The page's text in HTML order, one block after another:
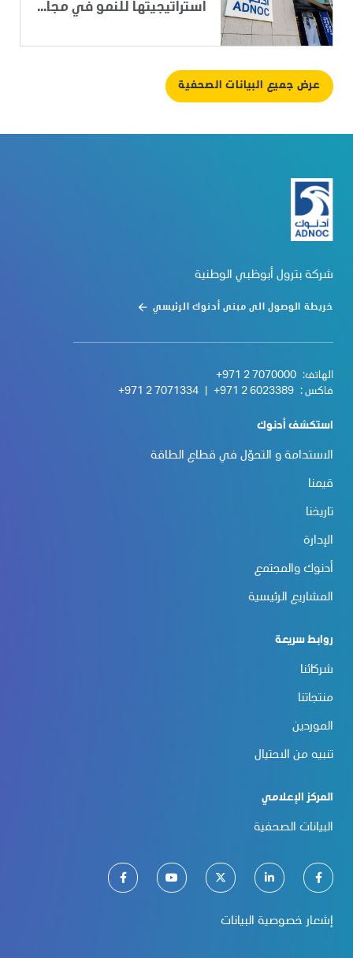
استراتيجيتها للنمو في مجا...
عرض جميع البيانات الصحفية
شركة بترول أبوظبي الوطنية
خريطة الوصول الى مبنى أدنوك الرئيسي
الهاتف: +971 2 7070000
فاكس : +971 2 6023389
+971 2 7071334
استكشف أدنوك
الاستدامة و التحوّل في قطاع الطاقة
قيمنا
تاريخنا
الإدارة
أدنوك والمجتمع
المشاريع الرئيسية
روابط سريعة
شركائنا
منتجاتنا
الموردين
تنبيه من الاحتيال
المركز الإعلامي
البيانات الصحفية
إشعار خصوصية البيانات